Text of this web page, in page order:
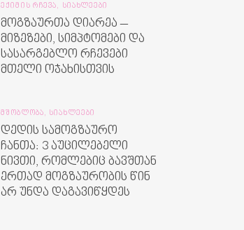
ᲔᲥᲘᲛᲘᲡ ᲠᲩᲔᲕᲐ, ᲡᲘᲐᲮᲚᲔᲔᲑᲘ
მოგზაურთა დიარეა –
მიზეზები, სიმპტომები და
სასარგებლო რჩევები
მთელი ოჯახისთვის
ᲛᲨᲝᲑᲚᲝᲑᲐ, ᲡᲘᲐᲮᲚᲔᲔᲑᲘ
დედის სამოგზაურო
ჩანთა: 3 აუცილებელი
ნივთი, რომლებიც ბავშთან
ერთად მოგზაურობის წინ
არ უნდა დაგავიწყდეს